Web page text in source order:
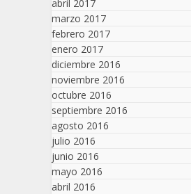
abril 2017
marzo 2017
febrero 2017
enero 2017
diciembre 2016
noviembre 2016
octubre 2016
septiembre 2016
agosto 2016
julio 2016
junio 2016
mayo 2016
abril 2016